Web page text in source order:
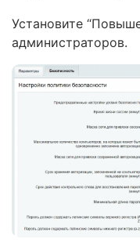
Установите
администраторов.